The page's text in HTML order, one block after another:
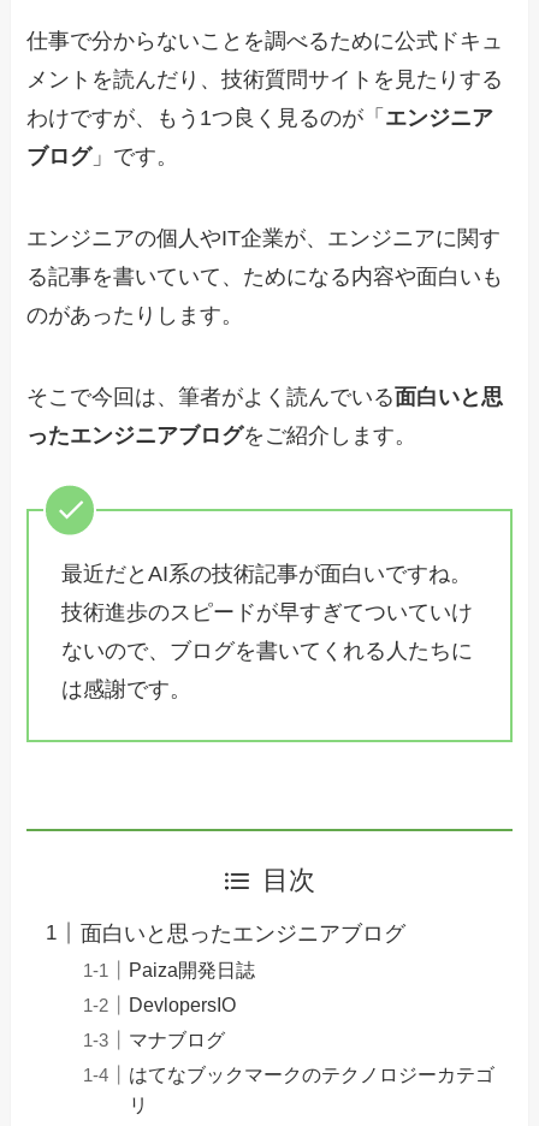
仕事で分からないことを調べるために公式ドキュ
メントを読んだり、技術質問サイトを見たりする
わけですが、もう1つ良く見るのが「 エンジニア
ブログ」です。
エンジニアの個人やIT企業が、エンジニアに関す
る記事を書いていて、ためになる内容や面白いも
のがあったりします。
そこで今回は、筆者がよく読んでいる面白いと思
ったエンジニアブログをご紹介します。
最近だとAI系の技術記事が面白いですね。
技術進歩のスピードが早すぎてついていけ
ないので、ブログを書いてくれる人たちに
は感謝です。
目次
面白いと思ったエンジニアブログ
Paiza開発日誌
DevlopersIO
マナブログ
はてなブックマークのテクノロジーカテゴ
リ